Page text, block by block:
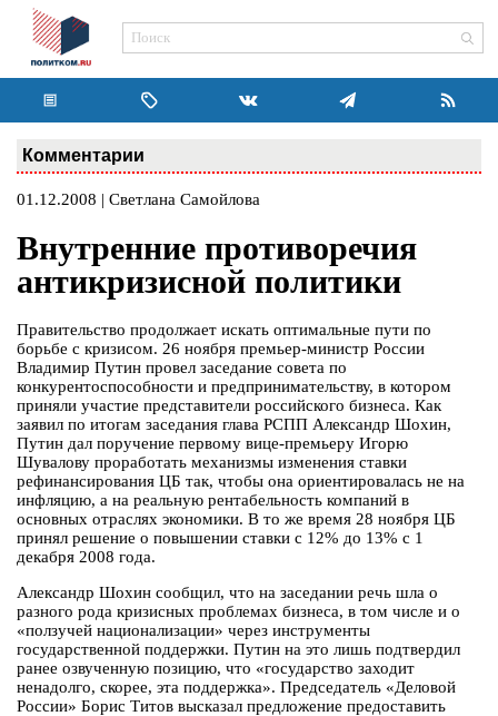
Комментарии
01.12.2008 | Светлана Самойлова
Внутренние противоречия
антикризисной политики
Правительство продолжает искать оптимальные пути по
борьбе с кризисом. 26 ноября премьер-министр России
Владимир Путин провел заседание совета по
конкурентоспособности и предпринимательству, в котором
приняли участие представители российского бизнеса. Как
заявил по итогам заседания глава РСПП Александр Шохин,
Путин дал поручение первому вице-премьеру Игорю
Шувалову проработать механизмы изменения ставки
рефинансирования ЦБ так, чтобы она ориентировалась не на
инфляцию, а на реальную рентабельность компаний в
основных отраслях экономики. В то же время 28 ноября ЦБ
принял решение о повышении ставки с 12% до 13% с 1
декабря 2008 года.
Александр Шохин сообщил, что на заседании речь шла о
разного рода кризисных проблемах бизнеса, в том числе и о
«ползучей национализации» через инструменты
государственной поддержки. Путин на это лишь подтвердил
ранее озвученную позицию, что «государство заходит
ненадолго, скорее, эта поддержка». Председатель «Деловой
России» Борис Титов высказал предложение предоставить